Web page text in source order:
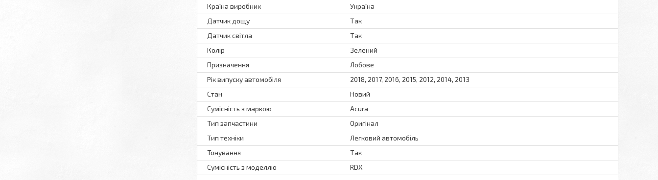
Країна виробник
Україна
Датчик дощу
Так
Датчик світла
Так
Колір
Зелений
Призначення
Лобове
Рік випуску автомобіля
2018, 2017, 2016, 2015, 2012, 2014, 2013
Стан
Новий
Сумісність з маркою
Acura
Тип запчастини
Оригінал
Тип техніки
Легковий автомобіль
Тонування
Так
Сумісність з моделлю
RDX